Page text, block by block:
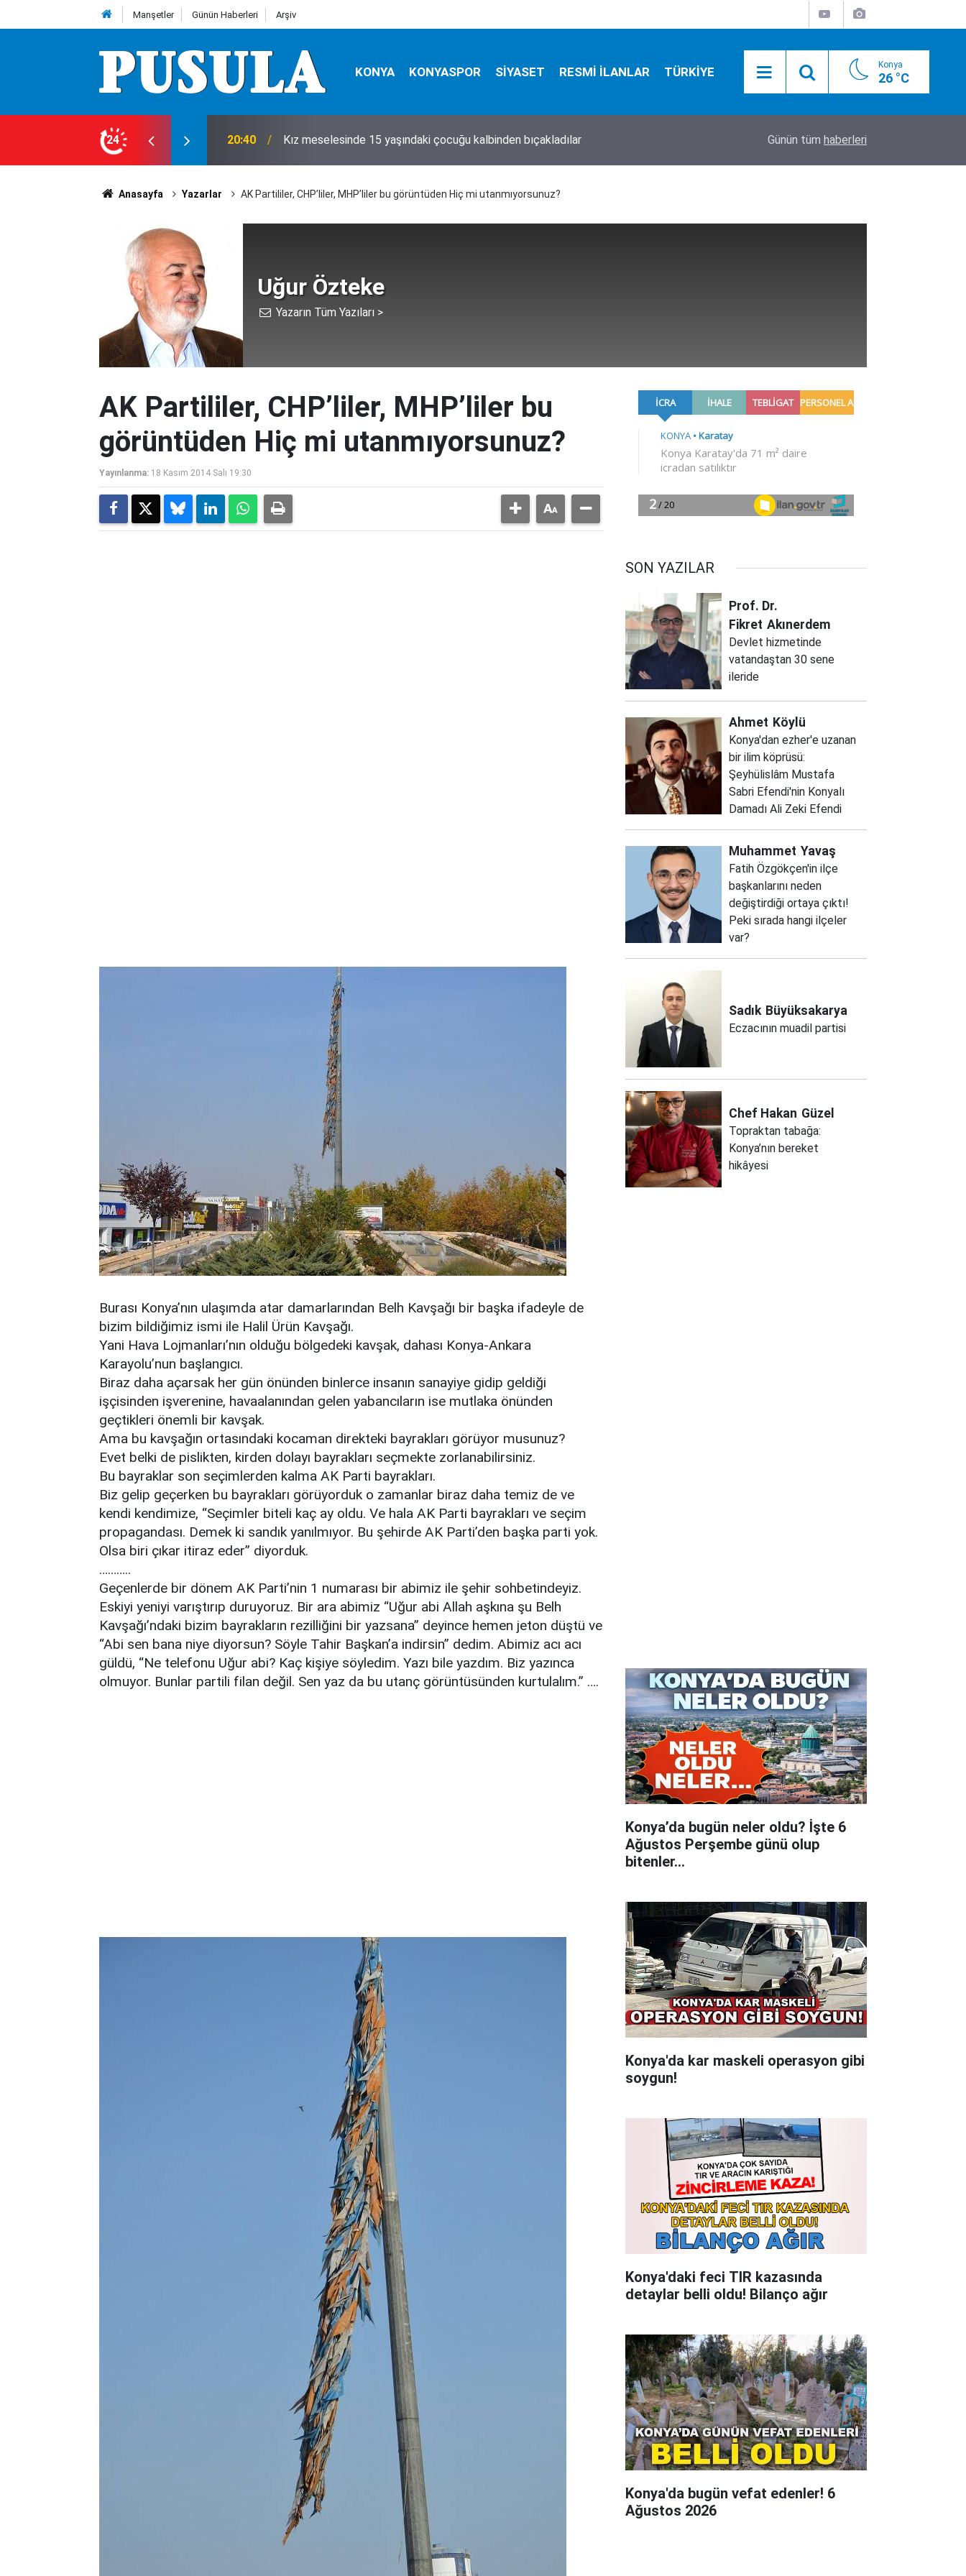
Manşetler Günün Haberleri Arşiv
KONYA KONYASPOR SİYASET RESMİ İLANLAR TÜRKİYE Konya
26 °C
24 20:35 Komşuda, çalışmak 10 gün yasaklandı! İşte sakladıkları ve utandıkları o isim!
Günün tüm haberleri
Anasayfa Yazarlar AK Partililer, CHP’liler, MHP’liler bu görüntüden Hiç mi utanmıyorsunuz?
Uğur Özteke
Yazarın Tüm Yazıları >
AK Partililer, CHP’liler, MHP’liler bu
görüntüden Hiç mi utanmıyorsunuz?
Yayınlanma: 18 Kasım 2014 Salı 19:30
Burası Konya’nın ulaşımda atar damarlarından Belh Kavşağı bir başka ifadeyle de
bizim bildiğimiz ismi ile Halil Ürün Kavşağı.
Yani Hava Lojmanları’nın olduğu bölgedeki kavşak, dahası Konya-Ankara
Karayolu’nun başlangıcı.
Biraz daha açarsak her gün önünden binlerce insanın sanayiye gidip geldiği
işçisinden işverenine, havaalanından gelen yabancıların ise mutlaka önünden
geçtikleri önemli bir kavşak.
Ama bu kavşağın ortasındaki kocaman direkteki bayrakları görüyor musunuz?
Evet belki de pislikten, kirden dolayı bayrakları seçmekte zorlanabilirsiniz.
Bu bayraklar son seçimlerden kalma AK Parti bayrakları.
Biz gelip geçerken bu bayrakları görüyorduk o zamanlar biraz daha temiz de ve
kendi kendimize, “Seçimler biteli kaç ay oldu. Ve hala AK Parti bayrakları ve seçim
propagandası. Demek ki sandık yanılmıyor. Bu şehirde AK Parti’den başka parti yok.
Olsa biri çıkar itiraz eder” diyorduk.
………..
Geçenlerde bir dönem AK Parti’nin 1 numarası bir abimiz ile şehir sohbetindeyiz.
Eskiyi yeniyi varıştırıp duruyoruz. Bir ara abimiz “Uğur abi Allah aşkına şu Belh
Kavşağı’ndaki bizim bayrakların rezilliğini bir yazsana” deyince hemen jeton düştü ve
“Abi sen bana niye diyorsun? Söyle Tahir Başkan’a indirsin” dedim. Abimiz acı acı
güldü, “Ne telefonu Uğur abi? Kaç kişiye söyledim. Yazı bile yazdım. Biz yazınca
olmuyor. Bunlar partili filan değil. Sen yaz da bu utanç görüntüsünden kurtulalım.” ….
SON YAZILAR
Prof. Dr.
Fikret Akınerdem
Devlet hizmetinde
vatandaştan 30 sene
ileride
Ahmet Köylü
Konya'dan ezher'e uzanan
bir ilim köprüsü:
Şeyhülislâm Mustafa
Sabri Efendi'nin Konyalı
Damadı Ali Zeki Efendi
Muhammet Yavaş
Fatih Özgökçen'in ilçe
başkanlarını neden
değiştirdiği ortaya çıktı!
Peki sırada hangi ilçeler
var?
Sadık Büyüksakarya
Eczacının muadil partisi
Chef Hakan Güzel
Topraktan tabağa:
Konya’nın bereket
hikâyesi
Konya’da bugün neler oldu? İşte 6
Ağustos Perşembe günü olup
bitenler…
Konya'da kar maskeli operasyon gibi
soygun!
Konya'daki feci TIR kazasında
detaylar belli oldu! Bilanço ağır
Konya'da bugün vefat edenler! 6
Ağustos 2026